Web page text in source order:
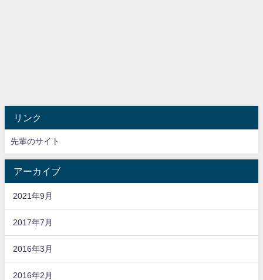
リンク
先輩のサイト
アーカイブ
2021年9月
2017年7月
2016年3月
2016年2月